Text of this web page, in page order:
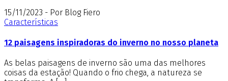
15/11/2023 - Por Blog Fiero
Características
12 paisagens inspiradoras do inverno no nosso planeta
As belas paisagens de inverno são uma das melhores
coisas da estação! Quando o frio chega, a natureza se